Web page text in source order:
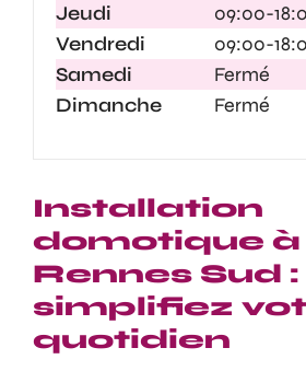
Jeudi
09:00-
Vendredi
09:00-
Samedi
Fermé
Dimanche
Fermé
Installation
domotique à
Rennes Sud :
simplifiez
quotidien